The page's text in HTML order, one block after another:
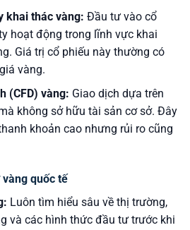
khai thác vàng: Đầu tư vào cổ
hoạt động trong lĩnh vực khai
Giá trị cổ phiếu này thường có
vàng.
(CFD) vàng: Giao dịch dựa trên
không sở hữu tài sản cơ sở. Đây
khoản cao nhưng rủi ro cũng
quốc tế
Luôn tìm hiểu sâu về thị trường,
và các hình thức đầu tư trước khi